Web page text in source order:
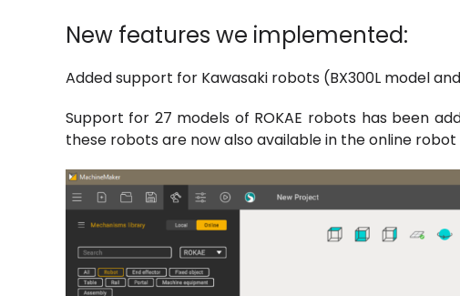
New features we implemented:
Added support for Kawasaki robots (BX300L model
Support for 27 models of ROKAE robots has been
these robots are now also available in the online robot